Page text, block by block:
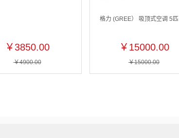
￥3850.00
￥4900.00
格力 (GREE） 吸顶式空调 5匹
￥15000.00
￥15000.00